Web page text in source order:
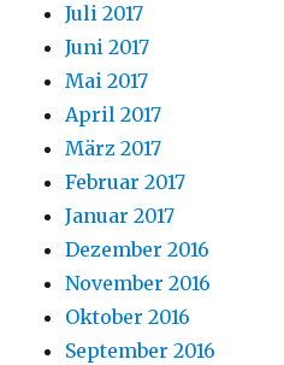
Juli 2017
Juni 2017
Mai 2017
April 2017
März 2017
Februar 2017
Januar 2017
Dezember 2016
November 2016
Oktober 2016
September 2016